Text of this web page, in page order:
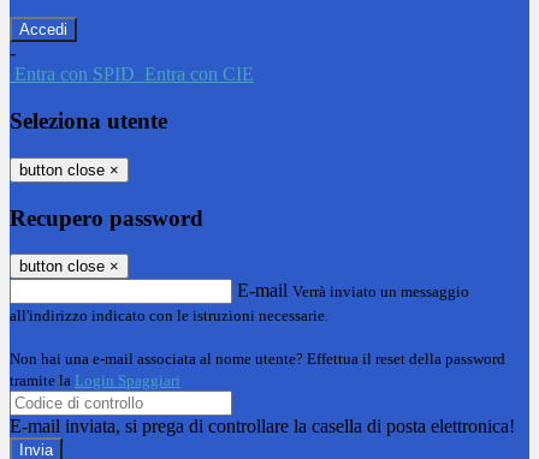
-
Entra con SPID Entra con CIE
Seleziona utente
button close ×
Recupero password
button close ×
E-mail Verrà inviato un messaggio
all'indirizzo indicato con le istruzioni necessarie.
Non hai una e-mail associata al nome utente? Effettua il reset della password
tramite la Login Spaggiari
E-mail inviata, si prega di controllare la casella di posta elettronica!